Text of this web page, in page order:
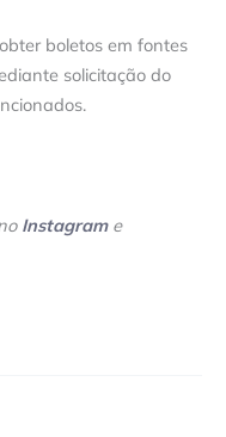
boletos em fontes
solicitação do
Instagrame